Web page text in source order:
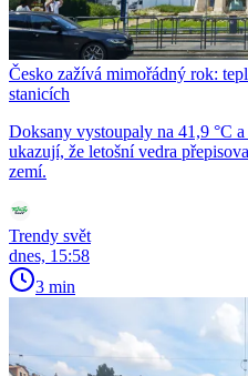
Česko zažívá mimořádný rok:
stanicích
Doksany vystoupaly na 41,9 °C
ukazují, že letošní vedra
zemí.
Trendy svět
dnes, 15:58
3 min